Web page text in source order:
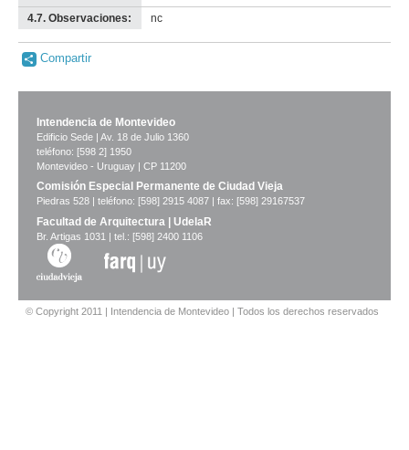
4.7. Observaciones: nc
Compartir
Intendencia de Montevideo
Edificio Sede | Av. 18 de Julio 1360
teléfono: [598 2] 1950
Montevideo - Uruguay | CP 11200
Comisión Especial Permanente de Ciudad Vieja
Piedras 528 | teléfono: [598] 2915 4087 | fax: [598] 29167537
Facultad de Arquitectura | UdelaR
Br. Artigas 1031 | tel.: [598] 2400 1106
© Copyright 2011 | Intendencia de Montevideo | Todos los derechos reservados